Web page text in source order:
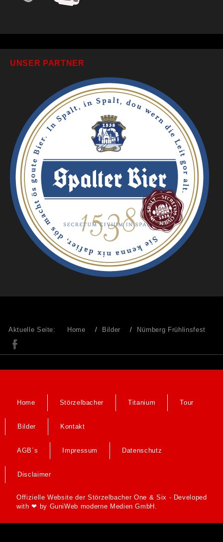
UNSER PARTNER
Aktuelle Seite: Home Bilder Nürnberg Frühlinsfest
Home Störzelbacher Titanium Tour
Bilder Kontakt
AGB´s Impressum Datenschutz
Disclaimer
Offizielle Website der Störzelbacher One & Six - Developed
with ❤ by GuniWeb moderne Medien GmbH.